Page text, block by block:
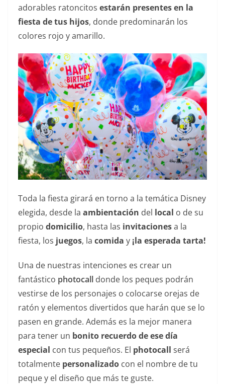
adorables ratoncitos estarán presentes en la
fiesta de tus hijos, donde predominarán los
colores rojo y amarillo.
Toda la fiesta girará en torno a la temática Disney
elegida, desde la ambientación del local o de su
propio domicilio, hasta las invitacionesa la
fiesta, los juegos, la comida y ¡la esperada tarta!
Una de nuestras intenciones es crear un
fantástico photocall donde los peques podrán
vestirse de los personajes o colocarse orejas de
ratón y elementos divertidos que harán que se lo
pasen en grande. Además es la mejor manera
para tener un bonito recuerdo de ese día
especial con tus pequeños. El photocall será
totalmente personalizado con el nombre de tu
peque y el diseño que más te guste.